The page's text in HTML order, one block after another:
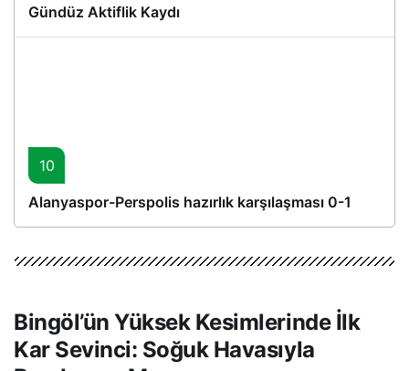
Gündüz Aktiflik Kaydı
10
Alanyaspor-Perspolis hazırlık karşılaşması 0-1
Bingöl’ün Yüksek Kesimlerinde İlk
Kar Sevinci: Soğuk Havasıyla